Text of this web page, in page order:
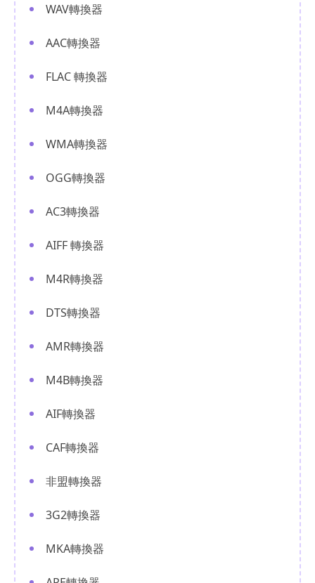
WAV轉換器
AAC轉換器
FLAC 轉換器
M4A轉換器
WMA轉換器
OGG轉換器
AC3轉換器
AIFF 轉換器
M4R轉換器
DTS轉換器
AMR轉換器
M4B轉換器
AIF轉換器
CAF轉換器
非盟轉換器
3G2轉換器
MKA轉換器